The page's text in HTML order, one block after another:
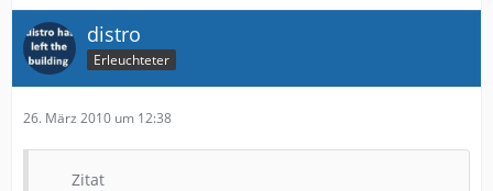
distro
Erleuchteter
26. März 2010 um 12:38
Zitat